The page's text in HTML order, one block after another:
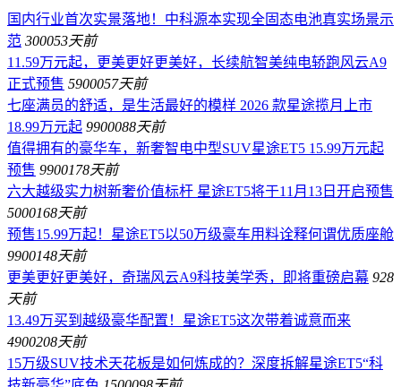
国内行业首次实景落地！中科源本实现全固态电池真实场景示
范 300053天前
11.59万元起，更美更好更美好，长续航智美纯电轿跑风云A9
正式预售 5900057天前
七座满员的舒适，是生活最好的模样 2026 款星途揽月上市
18.99万元起 9900088天前
值得拥有的豪华车，新奢智电中型SUV星途ET5 15.99万元起
预售 9900178天前
六大越级实力树新奢价值标杆 星途ET5将于11月13日开启预售
5000168天前
预售15.99万起！星途ET5以50万级豪车用料诠释何谓优质座舱
9900148天前
更美更好更美好，奇瑞风云A9科技美学秀，即将重磅启幕 928
天前
13.49万买到越级豪华配置！星途ET5这次带着诚意而来
4900208天前
15万级SUV技术天花板是如何炼成的？深度拆解星途ET5“科